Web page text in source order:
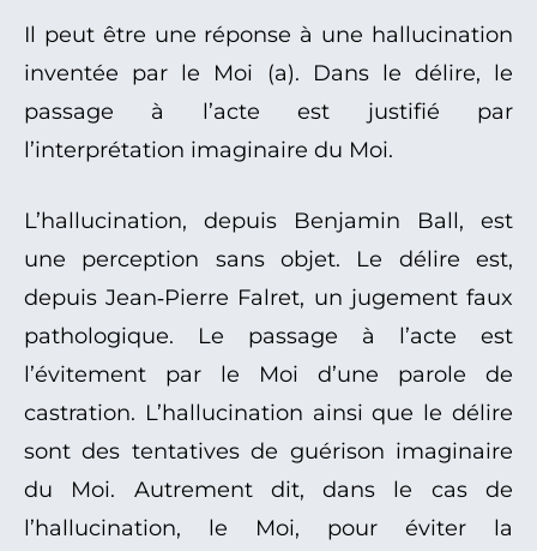
Il peut être une réponse à une hallucination
inventée par le Moi (a). Dans le délire, le
passage à l’acte est justifié par
l’interprétation imaginaire du Moi.
L’hallucination, depuis Benjamin Ball, est
une perception sans objet. Le délire est,
depuis Jean‑Pierre Falret, un jugement faux
pathologique. Le passage à l’acte est
l’évitement par le Moi d’une parole de
castration. L’hallucination ainsi que le délire
sont des tentatives de guérison imaginaire
du Moi. Autrement dit, dans le cas de
l’hallucination, le Moi, pour éviter la